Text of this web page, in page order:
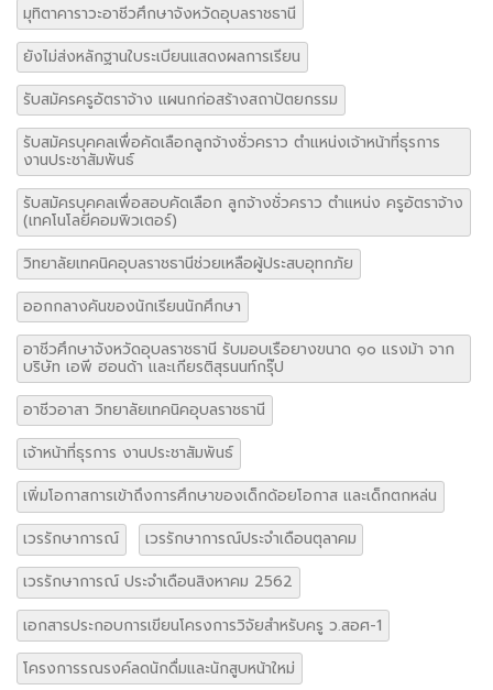
มุทิตาคาราวะอาชีวศึกษาจังหวัดอุบลราชธานี
ยังไม่ส่งหลักฐานใบระเบียนแสดงผลการเรียน
รับสมัครครูอัตราจ้าง แผนกก่อสร้างสถาปัตยกรรม
รับสมัครบุคคลเพื่อคัดเลือกลูกจ้างชั่วคราว ตำแหน่งเจ้าหน้าที่ธุรการ
งานประชาสัมพันธ์
รับสมัครบุคคลเพื่อสอบคัดเลือก ลูกจ้างชั่วคราว ตำแหน่ง ครูอัตราจ้าง
(เทคโนโลยีคอมพิวเตอร์)
วิทยาลัยเทคนิคอุบลราชธานีช่วยเหลือผู้ประสบอุทกภัย
ออกกลางคันของนักเรียนนักศึกษา
อาชีวศึกษาจังหวัดอุบลราชธานี รับมอบเรือยางขนาด ๑๐ แรงม้า จาก
บริษัท เอพี ฮอนด้า และเกียรติสุรนนท์กรุ๊ป
อาชีวอาสา วิทยาลัยเทคนิคอุบลราชธานี
เจ้าหน้าที่ธุรการ งานประชาสัมพันธ์
เพิ่มโอกาสการเข้าถึงการศึกษาของเด็กด้อยโอกาส และเด็กตกหล่น
เวรรักษาการณ์
เวรรักษาการณ์ประจำเดือนตุลาคม
เวรรักษาการณ์ ประจำเดือนสิงหาคม 2562
เอกสารประกอบการเขียนโครงการวิจัยสำหรับครู ว.สอศ-1
โครงการรณรงค์ลดนักดื่มและนักสูบหน้าใหม่